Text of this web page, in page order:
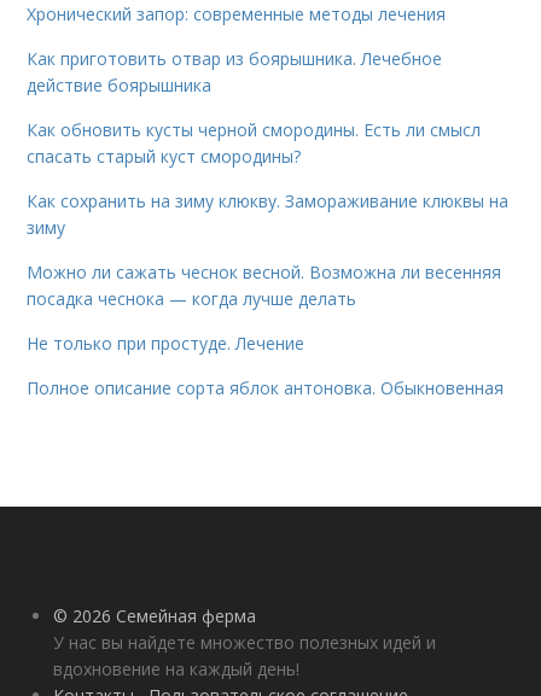
Хронический запор: современные методы лечения
Как приготовить отвар из боярышника. Лечебное
действие боярышника
Как обновить кусты черной смородины. Есть ли смысл
спасать старый куст смородины?
Как сохранить на зиму клюкву. Замораживание клюквы на
зиму
Можно ли сажать чеснок весной. Возможна ли весенняя
посадка чеснока — когда лучше делать
Не только при простуде. Лечение
Полное описание сорта яблок антоновка. Обыкновенная
© 2026 Семейная ферма
У нас вы найдете множество полезных идей и
вдохновение на каждый день!